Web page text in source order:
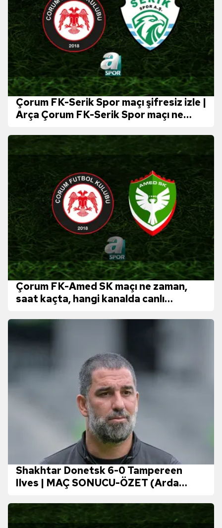
Çorum FK-Serik Spor maçı şifresiz izle |
Arça Çorum FK-Serik Spor maçı ne
yayınlanacak?
Çorum FK-Amed SK maçı ne zaman,
saat kaçta, hangi kanalda canlı
Shakhtar Donetsk 6-0 Tampereen
Ilves | MAÇ SONUCU-ÖZET (Arda